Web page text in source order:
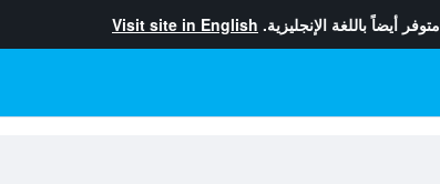
متوفر أيضاً باللغة الإنجليزية. Visit site in English